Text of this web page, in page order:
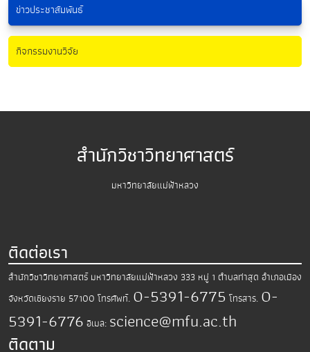
ข่าวประชาสัมพันธ์
กิจกรรมงานวิจัย
สำนักวิชาวิทยาศาสตร์
มหาวิทยาลัยแม่ฟ้าหลวง
ติดต่อเรา
สำนักวิชาวิทยาศาสตร์ มหาวิทยาลัยแม่ฟ้าหลวง 333 หมู่ 1 ตำบลท่าสุด อำเภอเมือง
จังหวัดเชียงราย 57100 โทรศัพท์. 0-5391-6775 โทรสาร. 0-
5391-6776 อีเมล: science@mfu.ac.th
ติดตาม